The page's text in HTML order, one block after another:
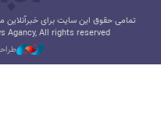
تمامی حقوق این سایت برای
Agancy, All rights reserved